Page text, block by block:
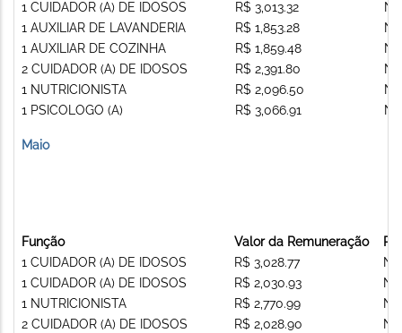
1 CUIDADOR (A) DE IDOSOS
1 AUXILIAR DE LAVANDERIA
1 AUXILIAR DE COZINHA
2 CUIDADOR (A) DE IDOSOS
1 NUTRICIONISTA
1 PSICOLOGO (A)
R$ 3,013.32
R$ 1,853.28
R$ 1,859.48
R$ 2,391.80
R$ 2,096.50
R$ 3,066.91
Maio
Função
1 CUIDADOR (A) DE IDOSOS
1 CUIDADOR (A) DE IDOSOS
1 NUTRICIONISTA
2 CUIDADOR (A) DE IDOSOS
Valor da Remuneração
R$ 3,028.77
R$ 2,030.93
R$ 2,770.99
R$ 2,028.90